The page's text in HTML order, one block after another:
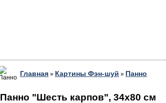
Главная » Картины Фэн-шуй » Панно
Панно "Шесть карпов", 34х80 см